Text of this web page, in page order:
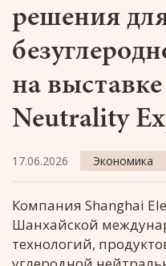
решения
на
Neutrality
17.06.2026 Экономика
Компания Shanghai
Шанхайской
технологий,